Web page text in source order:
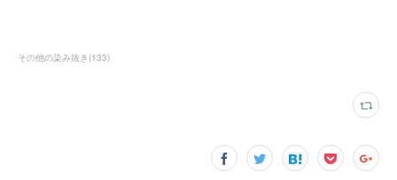
その他の染み抜き (133)